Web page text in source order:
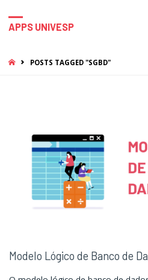
APPS UNIVESP
HOMEPOSTS TAGGED "SGBD"
Modelo Lógico de Banco de